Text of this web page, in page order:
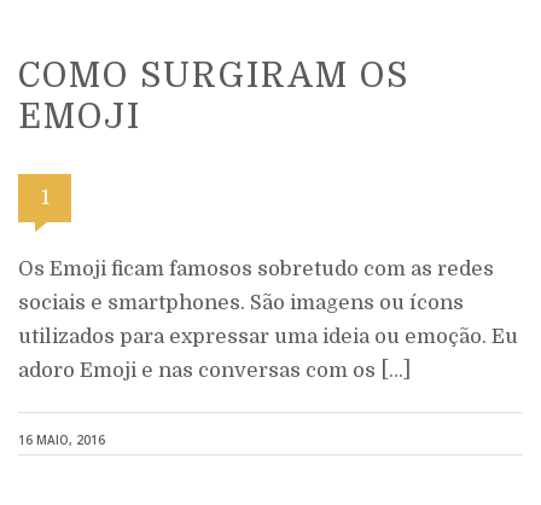
COMO SURGIRAM OS
EMOJI
1
Os Emoji ficam famosos sobretudo com as redes
sociais e smartphones. São imagens ou ícons
utilizados para expressar uma ideia ou emoção. Eu
adoro Emoji e nas conversas com os […]
16 MAIO, 2016